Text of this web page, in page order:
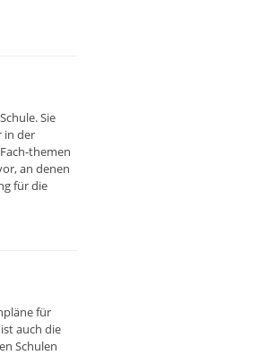
Sie
in der
themen
an denen
für die
für
auch die
Schulen